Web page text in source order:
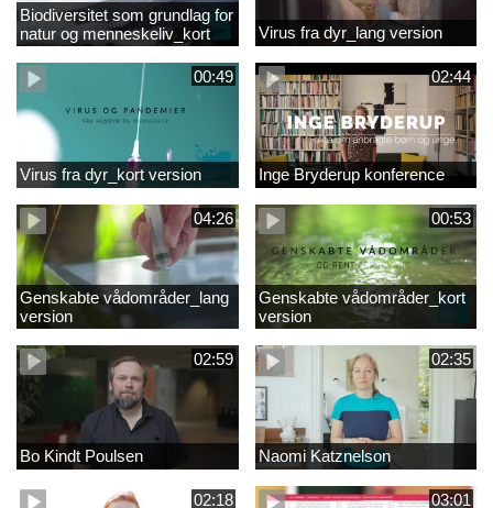
Biodiversitet som grundlag for
natur og menneskeliv_kort
version
Virus fra dyr_lang version
00:49
Virus fra dyr_kort version
02:44
Inge Bryderup konference
04:26
Genskabte vådområder_lang
version
00:53
Genskabte vådområder_kort
version
02:59
Bo Kindt Poulsen
02:35
Naomi Katznelson
02:18 03:01